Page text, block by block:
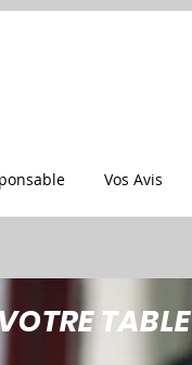
Vos Avis
TABLE